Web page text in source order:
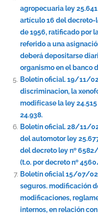
agropecuaria ley
artículo 16 del decreto-
de 1956, ratificado por
referido a una
deberá depositarse
organismo en el banco
Boletín oficial. 19/11/
discriminacion, la
modifícase la ley
24.938.
Boletín oficial. 28/11/
del automotor ley
del decreto ley nº
(t.o. por decreto nº
Boletín oficial 15/07/
seguros. modificación
modificaciones,
internos, en relación